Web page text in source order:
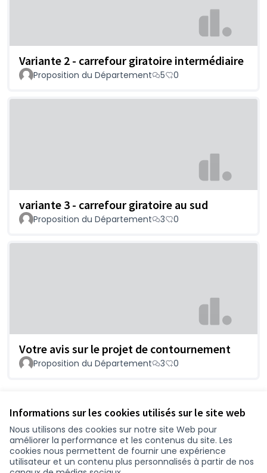
Informations sur les cookies utilisés sur le site web
Nous utilisons des cookies sur notre site Web pour
améliorer la performance et les contenus du site. Les
cookies nous permettent de fournir une expérience
utilisateur et un contenu plus personnalisés à partir de nos
Variante 2 - carrefour giratoire intermédiaire
Proposition du Département 5 0
variante 3 - carrefour giratoire au sud
Proposition du Département 3 0
Votre avis sur le projet de contournement
Proposition du Département 3 0
Conditions d'utilisation
Paramètres des cookies
participer.loire-atlantique.fr sur Facebook
participer.loire-atlantique.fr sur Instagram
participer.loire-atlantique.fr sur YouTube